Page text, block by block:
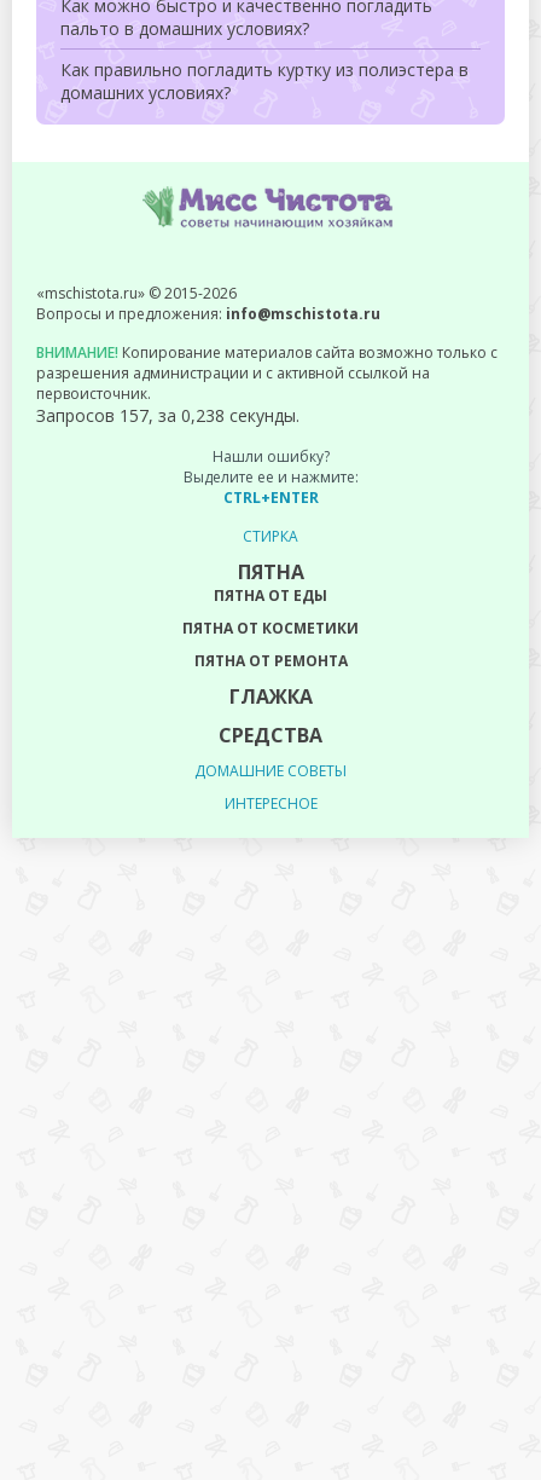
Как можно быстро и качественно погладить
пальто в домашних условиях?
Как правильно погладить куртку из полиэстера в
домашних условиях?
«mschistota.ru» © 2015-2026
Вопросы и предложения: info@mschistota.ru
ВНИМАНИЕ! Копирование материалов сайта возможно только с
разрешения администрации и с активной ссылкой на
первоисточник.
Запросов 157, за 0,238 секунды.
Нашли ошибку?
Выделите ее и нажмите:
CTRL+ENTER
СТИРКА
ПЯТНА
ПЯТНА ОТ ЕДЫ
ПЯТНА ОТ КОСМЕТИКИ
ПЯТНА ОТ РЕМОНТА
ГЛАЖКА
СРЕДСТВА
ДОМАШНИЕ СОВЕТЫ
ИНТЕРЕСНОЕ